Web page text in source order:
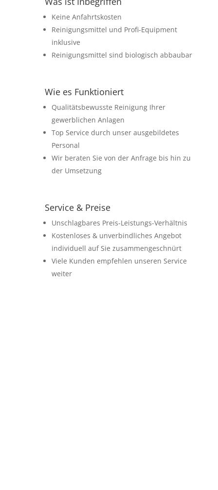
Keine Anfahrtskosten
Reinigungsmittel und Profi-Equipment
inklusive
Reinigungsmittel sind biologisch abbaubar
Wie es Funktioniert
Qualitätsbewusste Reinigung Ihrer
gewerblichen Anlagen
Top Service durch unser ausgebildetes
Personal
Wir beraten Sie von der Anfrage bis hin zu
der Umsetzung
Service & Preise
Unschlagbares Preis-Leistungs-Verhältnis
Kostenloses & unverbindliches Angebot
individuell auf Sie zusammengeschnürt
Viele Kunden empfehlen unseren Service
weiter